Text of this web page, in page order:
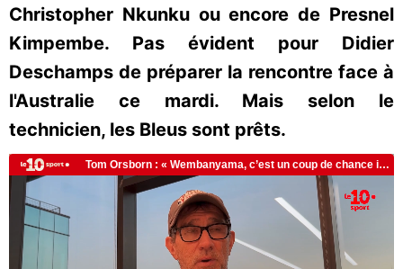
Christopher Nkunku ou encore de Presnel
Kimpembe. Pas évident pour Didier
Deschamps de préparer la rencontre face à
l'Australie ce mardi. Mais selon le
technicien, les Bleus sont prêts.